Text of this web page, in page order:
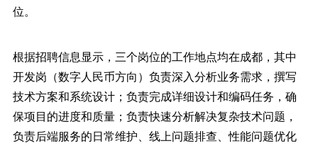
位。
根据招聘信息显示，三个岗位的工作地点均在成都，其中
开发岗（数字人民币方向）负责深入分析业务需求，撰写
技术方案和系统设计；负责完成详细设计和编码任务，确
保项目的进度和质量；负责快速分析解决复杂技术问题，
负责后端服务的日常维护、线上问题排查、性能问题优化